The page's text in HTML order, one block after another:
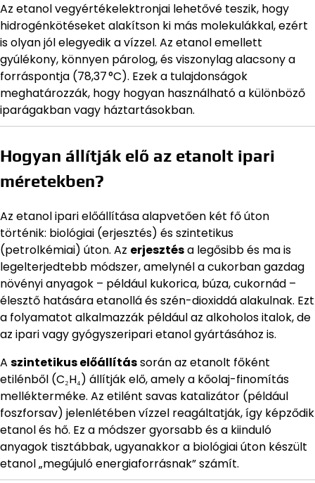
Az etanol vegyértékelektronjai lehetővé teszik, hogy
hidrogénkötéseket alakítson ki más molekulákkal, ezért
is olyan jól elegyedik a vízzel. Az etanol emellett
gyúlékony, könnyen párolog, és viszonylag alacsony a
forráspontja (78,37 °C). Ezek a tulajdonságok
meghatározzák, hogy hogyan használható a különböző
iparágakban vagy háztartásokban.
Hogyan állítják elő az etanolt ipari
méretekben?
Az etanol ipari előállítása alapvetően két fő úton
történik: biológiai (erjesztés) és szintetikus
(petrolkémiai) úton. Az erjesztésa legősibb és ma is
legelterjedtebb módszer, amelynél a cukorban gazdag
növényi anyagok – például kukorica, búza, cukornád –
élesztő hatására etanollá és szén-dioxiddá alakulnak. Ezt
a folyamatot alkalmazzák például az alkoholos italok, de
az ipari vagy gyógyszeripari etanol gyártásához is.
A szintetikus előállítássorán az etanolt főként
etilénből (C₂H₄) állítják elő, amely a kőolaj-finomítás
mellékterméke. Az etilént savas katalizátor (például
foszforsav) jelenlétében vízzel reagáltatják, így képződik
etanol és hő. Ez a módszer gyorsabb és a kiinduló
anyagok tisztábbak, ugyanakkor a biológiai úton készült
etanol „megújuló energiaforrásnak” számít.